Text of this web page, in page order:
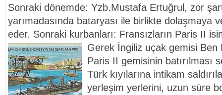
Sonraki dönemde: Yzb.Mustafa Ertuğrul, zor
yarımadasında bataryası ile birlikte dolaşmaya
eder. Sonraki kurbanları: Fransızların Paris II
Gerek İngiliz uçak gemisi Ben
Paris II gemisinin batırılması
Türk kıyılarına intikam
yerleşim yerlerini, uzun süre